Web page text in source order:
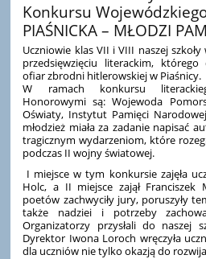
Konkursu
PIAŚNICKA – MŁODZI
Uczniowie klas VII i VIII naszej
przedsięwzięciu literackim,
ofiar zbrodni hitlerowskiej w Piaśnicy.
W ramach konkursu
Honorowymi są: Wojewoda
Oświaty, Instytut Pamięci
młodzież miała za zadanie napisać
tragicznym wydarzeniom, które
podczas II wojny światowej.
I miejsce w tym konkursie zajęła
Holc, a II miejsce zajął Franciszek
poetów zachwyciły jury, poruszyły
także nadziei i potrzeby
Organizatorzy przysłali do naszej
Dyrektor Iwona Loroch wręczyła
dla uczniów nie tylko okazją do